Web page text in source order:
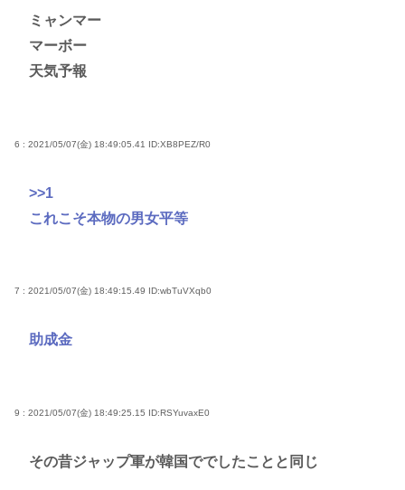
ミャンマー
マーボー
天気予報
6 : 2021/05/07(金) 18:49:05.41 ID:XB8PEZ/R0
>>1
これこそ本物の男女平等
7 : 2021/05/07(金) 18:49:15.49 ID:wbTuVXqb0
助成金
9 : 2021/05/07(金) 18:49:25.15 ID:RSYuvaxE0
その昔ジャップ軍が韓国ででしたことと同じ